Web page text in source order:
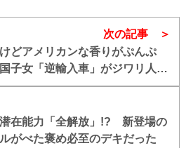
潜在能力「全解放」!? 新登場の
がべた褒め必至のデキだった
次の記事
どアメリカンな香りがぷんぷ
子女「逆輸入車」がジワリ人気